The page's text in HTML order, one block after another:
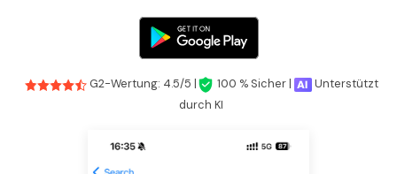
G2-Wertung: 4.5/5 | 100 % Sicher |
Unterstützt
durch KI